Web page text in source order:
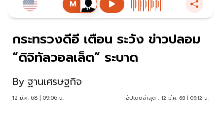
กระทรวงดีอี เตือน ระวัง ข่าวปลอม
“ดิจิทัลวอลเล็ต” ระบาด
By ฐานเศรษฐกิจ
12 มี.ค. 68 | 09:06 น. อัปเดตล่าสุด : 12 มี.ค. 68 | 09:12 น.